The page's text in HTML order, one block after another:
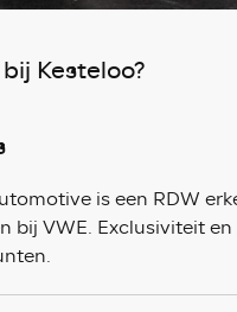
Kesteloo?
is een RDW
bij VWE. Exclusiviteit